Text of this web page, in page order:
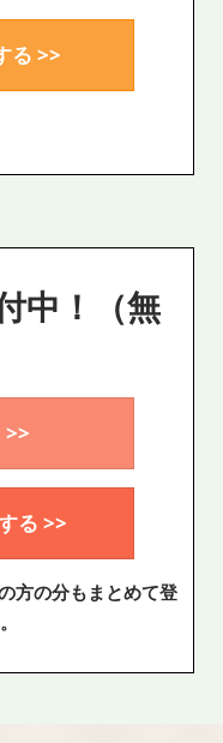
る >>
中！（無
>>
る >>
方の分もまとめて登